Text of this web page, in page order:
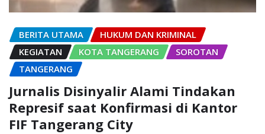
BERITA UTAMA
HUKUM DAN KRIMINAL
KEGIATAN
KOTA TANGERANG
SOROTAN
TANGERANG
Jurnalis Disinyalir Alami Tindakan
Represif saat Konfirmasi di Kantor
FIF Tangerang City